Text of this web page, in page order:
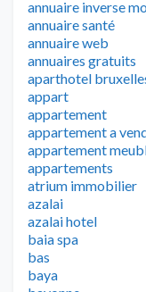
annuaire inverse
annuaire santé
annuaire web
annuaires gratuits
aparthotel
appart
appartement
appartement a
appartement
appartements
atrium immobilier
azalai
azalai hotel
baia spa
bas
baya